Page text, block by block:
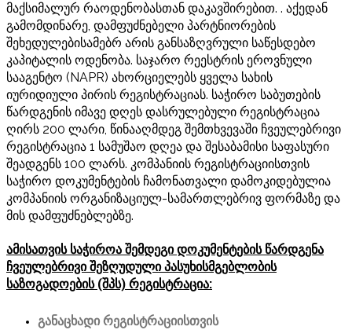
მაქსიმალურ რაოდენობასთან დაკავშირებით. . აქედან
გამომდინარე, დამფუძნებელი პარტნიორების
შეხედულებისამებრ არის განსაზღვრული საწესდებო
კაპიტალის ოდენობა. საჯარო რეესტრის ეროვნული
სააგენტო (NAPR) ახორციელებს ყველა სახის
იურიდიული პირის რეგისტრაციას. საჭირო საბუთების
წარდგენის იმავე დღეს დასრულებული რეგისტრაცია
ღირს 200 ლარი, წინააღმდეგ შემთხვევაში ჩვეულებრივი
რეგისტრაცია 1 სამუშაო დღეა და შესაბამისი საფასური
შეადგენს 100 ლარს. კომპანიის რეგისტრაციისთვის
საჭირო დოკუმენტების ჩამონათვალი დამოკიდებულია
კომპანიის ორგანიზაციულ-სამართლებრივ ფორმაზე და
მის დამფუძნებლებზე.
ამისათვის საჭიროა შემდეგი დოკუმენტების წარდგენა
ჩვეულებრივი შეზღუდული პასუხისმგებლობის
საზოგადოების (შპს) რეგისტრაცია:
განაცხადი რეგისტრაციისთვის